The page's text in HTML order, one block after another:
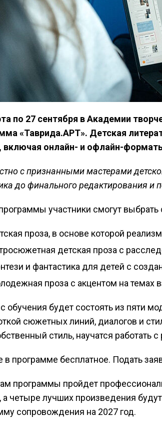
по 27 сентября в Академии
«Таврида.АРТ». Детская
включая онлайн- и офлайн-
с признанными мастерами
до финального редактирования и
участники смогут выбрать
проза, в основе которой
детская проза с
и фантастика для детей с
проза с акцентом на темах
обучения будет состоять из пяти
сюжетных линий, диалогов и
стиль, научатся работать
в программе бесплатное. Подать
программы пройдет
а четыре лучших произведения
сопровождения на 2027 год.